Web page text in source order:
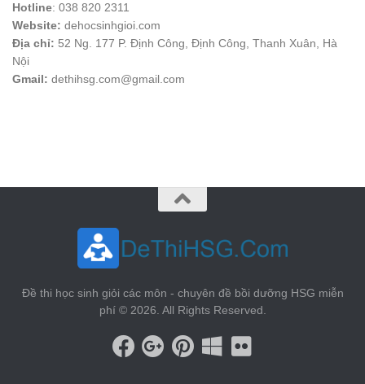
Hotline: 038 820 2311
Website: dehocsinhgioi.com
Địa chỉ: 52 Ng. 177 P. Định Công, Định Công, Thanh Xuân, Hà
Nội
Gmail: dethihsg.com@gmail.com
Đề thi học sinh giỏi các môn - chuyên đề bồi dưỡng HSG miễn
phí © 2026. All Rights Reserved.